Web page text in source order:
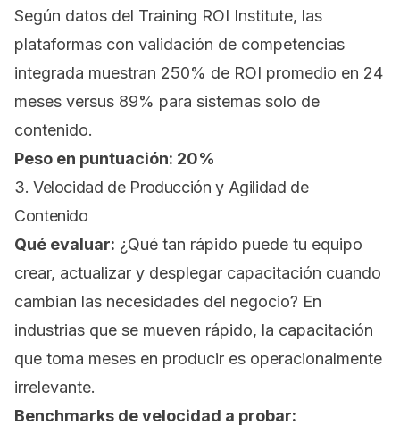
Según datos del Training ROI Institute, las
plataformas con validación de competencias
integrada muestran 250% de ROI promedio en 24
meses versus 89% para sistemas solo de
contenido.
Peso en puntuación: 20%
3. Velocidad de Producción y Agilidad de
Contenido
Qué evaluar: ¿Qué tan rápido puede tu equipo
crear, actualizar y desplegar capacitación cuando
cambian las necesidades del negocio? En
industrias que se mueven rápido, la capacitación
que toma meses en producir es operacionalmente
irrelevante.
Benchmarks de velocidad a probar: